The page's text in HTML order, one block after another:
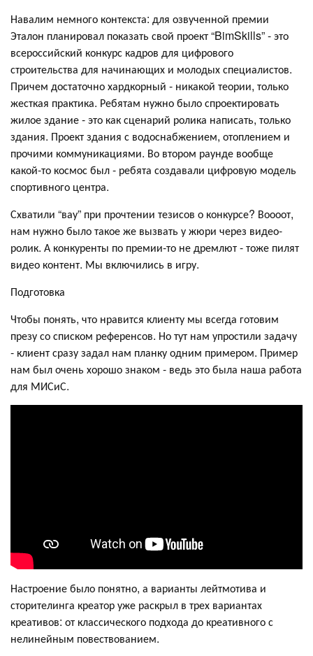
Навалим немного контекста: для озвученной премии
Эталон планировал показать свой проект “BimSkills” - это
всероссийский конкурс кадров для цифрового
строительства для начинающих и молодых специалистов.
Причем достаточно хардкорный - никакой теории, только
жесткая практика. Ребятам нужно было спроектировать
жилое здание - это как сценарий ролика написать, только
здания. Проект здания с водоснабжением, отоплением и
прочими коммуникациями. Во втором раунде вообще
какой-то космос был - ребята создавали цифровую модель
спортивного центра.
Схватили “вау” при прочтении тезисов о конкурсе? Воооот,
нам нужно было такое же вызвать у жюри через видео-
ролик. А конкуренты по премии-то не дремлют - тоже пилят
видео контент. Мы включились в игру.
Подготовка
Чтобы понять, что нравится клиенту мы всегда готовим
презу со списком референсов. Но тут нам упростили задачу
- клиент сразу задал нам планку одним примером. Пример
нам был очень хорошо знаком - ведь это была наша работа
для МИСиС.
Настроение было понятно, а варианты лейтмотива и
сторителинга креатор уже раскрыл в трех вариантах
креативов: от классического подхода до креативного с
нелинейным повествованием.